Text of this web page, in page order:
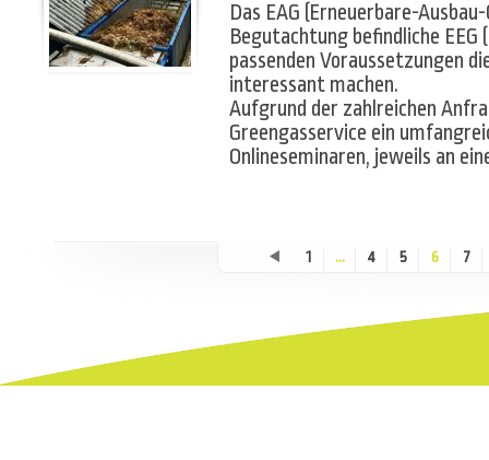
Das EAG (Erneuerbare-
Begutachtung befindliche EEG
passenden Voraussetzungen
interessant machen.
Aufgrund der zahlreichen
Greengasservice ein
Onlineseminaren, jeweils an
1 ... 4 5 6 7